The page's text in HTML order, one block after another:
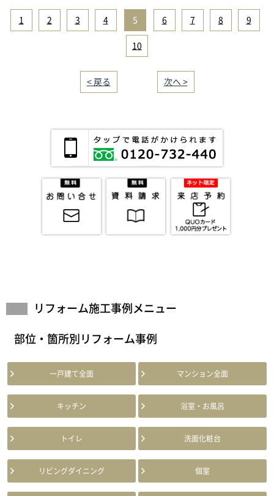
1 2 3 4 5 6 7 8 9
10
< 戻る 次へ >
リフォーム施工事例メニュー
部位・箇所別リフォーム事例
一戸建て全面 マンション全面
キッチン 浴室・お風呂
トイレ 洗面化粧台
リビングダイニング 個室